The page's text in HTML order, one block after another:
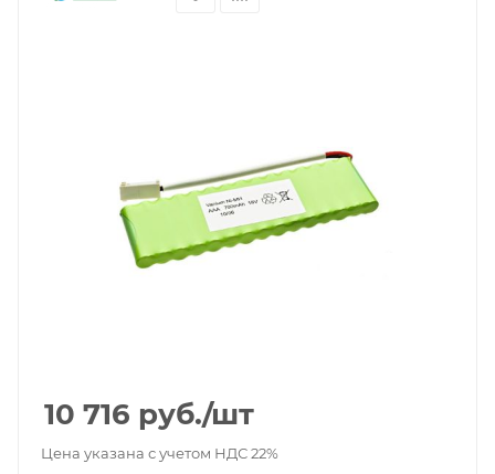
10 716 руб./шт
Цена указана с учетом НДС 22%